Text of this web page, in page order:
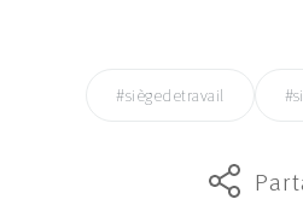
#siègedetravail